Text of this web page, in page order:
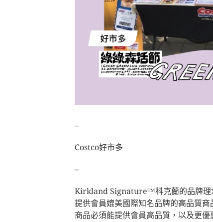
–
Costco好市多
–
Kirkland Signature™科克蘭的品牌理
提供會員媲美國際知名品牌的高品質
商品必須能提供會員高品質，以及更